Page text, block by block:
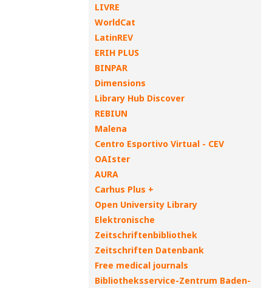
LIVRE
WorldCat
LatinREV
ERIH PLUS
BINPAR
Dimensions
Library Hub Discover
REBIUN
Malena
Centro Esportivo Virtual - CEV
OAIster
AURA
Carhus Plus +
Open University Library
Elektronische
Zeitschriftenbibliothek
Zeitschriften Datenbank
Free medical journals
Bibliotheksservice-Zentrum Baden-